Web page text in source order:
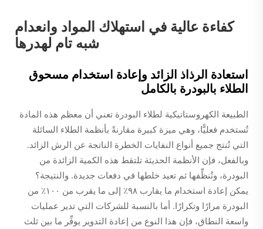
كفاءة عالية في استهلاك المواد وانعدام
شبه تام لهدرها
استعادة الرذاذ الزائد وإعادة استخدام مسحوق
الطلاء بالبودرة بالكامل
الطبيعة الكهروستاتيكية لطلاء البودرة تعني أن معظم هذه المادة
تُستخدم فعليًّا، وهي ميزة كبيرة مقارنةً بأنظمة الطلاء السائلة
التي تُنتج جميع أنواع النفايات الخطرة الناتجة عن الرش الزائد.
وبالفعل، فإن الأنظمة الحديثة تلتقط هذه الكمية الزائدة من
البودرة، وتُنظِّفها ثم تعيد خلطها في دفعات جديدة. والنتيجة؟
يمكن إعادة استخدام ما يقارب ٩٨٪ إلى ما يقرب من ١٠٠٪ من
البودرة مرارًا وتكرارًا. أما بالنسبة للشركات التي تدير عمليات
واسعة النطاق، فإن هذا النوع من إعادة التدوير يوفِّر ما بين ثلث